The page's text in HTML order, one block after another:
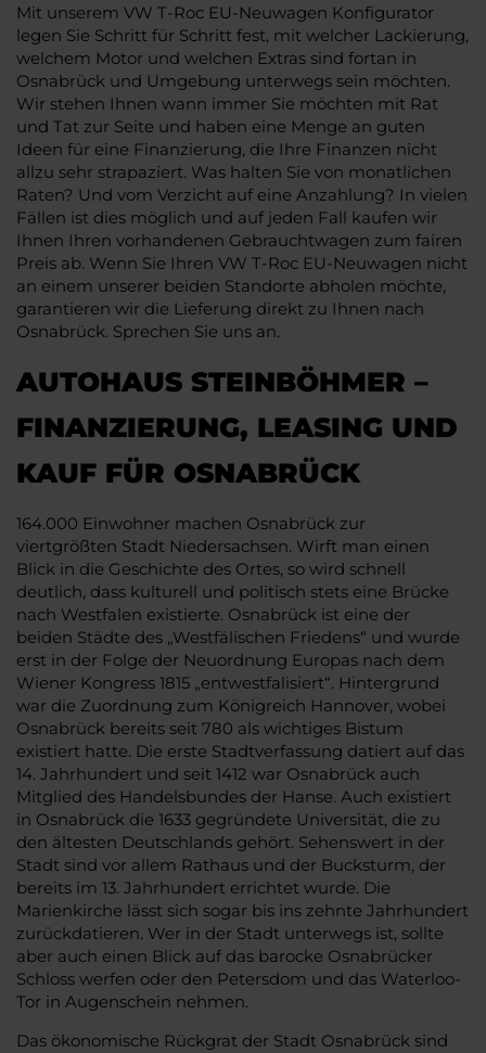
Mit unserem VW T-Roc EU-Neuwagen Konfigurator
legen Sie Schritt für Schritt fest, mit welcher Lackierung,
welchem Motor und welchen Extras sind fortan in
Osnabrück und Umgebung unterwegs sein möchten.
Wir stehen Ihnen wann immer Sie möchten mit Rat
und Tat zur Seite und haben eine Menge an guten
Ideen für eine Finanzierung, die Ihre Finanzen nicht
allzu sehr strapaziert. Was halten Sie von monatlichen
Raten? Und vom Verzicht auf eine Anzahlung? In vielen
Fällen ist dies möglich und auf jeden Fall kaufen wir
Ihnen Ihren vorhandenen Gebrauchtwagen zum fairen
Preis ab. Wenn Sie Ihren VW T-Roc EU-Neuwagen nicht
an einem unserer beiden Standorte abholen möchte,
garantieren wir die Lieferung direkt zu Ihnen nach
Osnabrück. Sprechen Sie uns an.
AUTOHAUS STEINBÖHMER –
FINANZIERUNG, LEASING UND
KAUF FÜR OSNABRÜCK
164.000 Einwohner machen Osnabrück zur
viertgrößten Stadt Niedersachsen. Wirft man einen
Blick in die Geschichte des Ortes, so wird schnell
deutlich, dass kulturell und politisch stets eine Brücke
nach Westfalen existierte. Osnabrück ist eine der
beiden Städte des „Westfälischen Friedens“ und wurde
erst in der Folge der Neuordnung Europas nach dem
Wiener Kongress 1815 „entwestfalisiert“. Hintergrund
war die Zuordnung zum Königreich Hannover, wobei
Osnabrück bereits seit 780 als wichtiges Bistum
existiert hatte. Die erste Stadtverfassung datiert auf das
14. Jahrhundert und seit 1412 war Osnabrück auch
Mitglied des Handelsbundes der Hanse. Auch existiert
in Osnabrück die 1633 gegründete Universität, die zu
den ältesten Deutschlands gehört. Sehenswert in der
Stadt sind vor allem Rathaus und der Bucksturm, der
bereits im 13. Jahrhundert errichtet wurde. Die
Marienkirche lässt sich sogar bis ins zehnte Jahrhundert
zurückdatieren. Wer in der Stadt unterwegs ist, sollte
aber auch einen Blick auf das barocke Osnabrücker
Schloss werfen oder den Petersdom und das Waterloo-
Tor in Augenschein nehmen.
Das ökonomische Rückgrat der Stadt Osnabrück sind